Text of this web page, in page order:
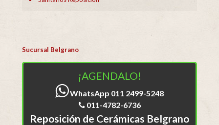
Sucursal Belgrano
¡AGENDALO!
WhatsApp 011 2499-5248
011-4782-6736
Reposición de Cerámicas Belgrano